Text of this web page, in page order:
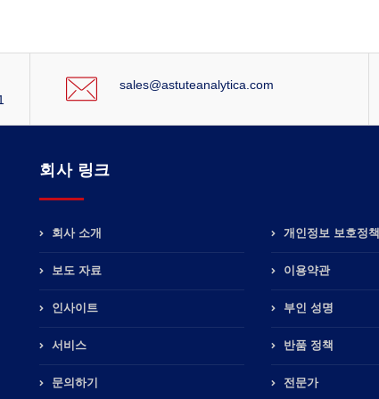
sales@astuteanalytica.com
회사 링크
회사 소개
보도 자료
인사이트
서비스
문의하기
개인정보 보호정책
이용약관
부인 성명
반품 정책
전문가